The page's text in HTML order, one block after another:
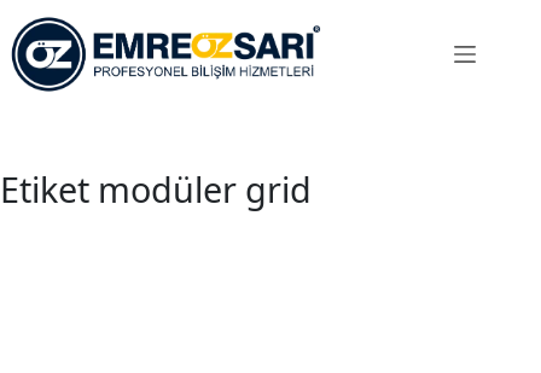
Skip
to
content
Etiket modüler grid